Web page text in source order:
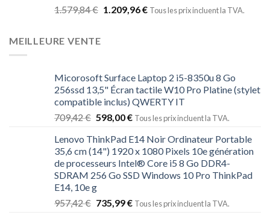
1.579,84€ 1.209,96€ Tous les prix incluent la TVA.
MEILLEURE VENTE
Micorosoft Surface Laptop 2 i5-8350u 8 Go
256ssd 13,5" Écran tactile W10 Pro Platine (stylet
compatible inclus) QWERTY IT
709,42€ 598,00€ Tous les prix incluent la TVA.
Lenovo ThinkPad E14 Noir Ordinateur Portable
35,6 cm (14") 1920 x 1080 Pixels 10e génération
de processeurs Intel® Core i5 8 Go DDR4-
SDRAM 256 Go SSD Windows 10 Pro ThinkPad
E14, 10e g
957,42€ 735,99€ Tous les prix incluent la TVA.